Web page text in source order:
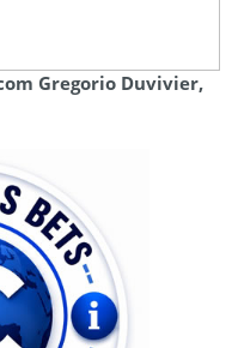
Gregorio Duvivier,